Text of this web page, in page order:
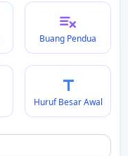
Buang Pendua
Huruf Besar Awal